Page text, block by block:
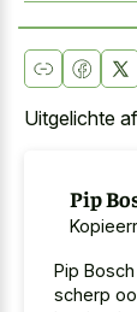
Uitgelichte
Pip
Pip
scherp